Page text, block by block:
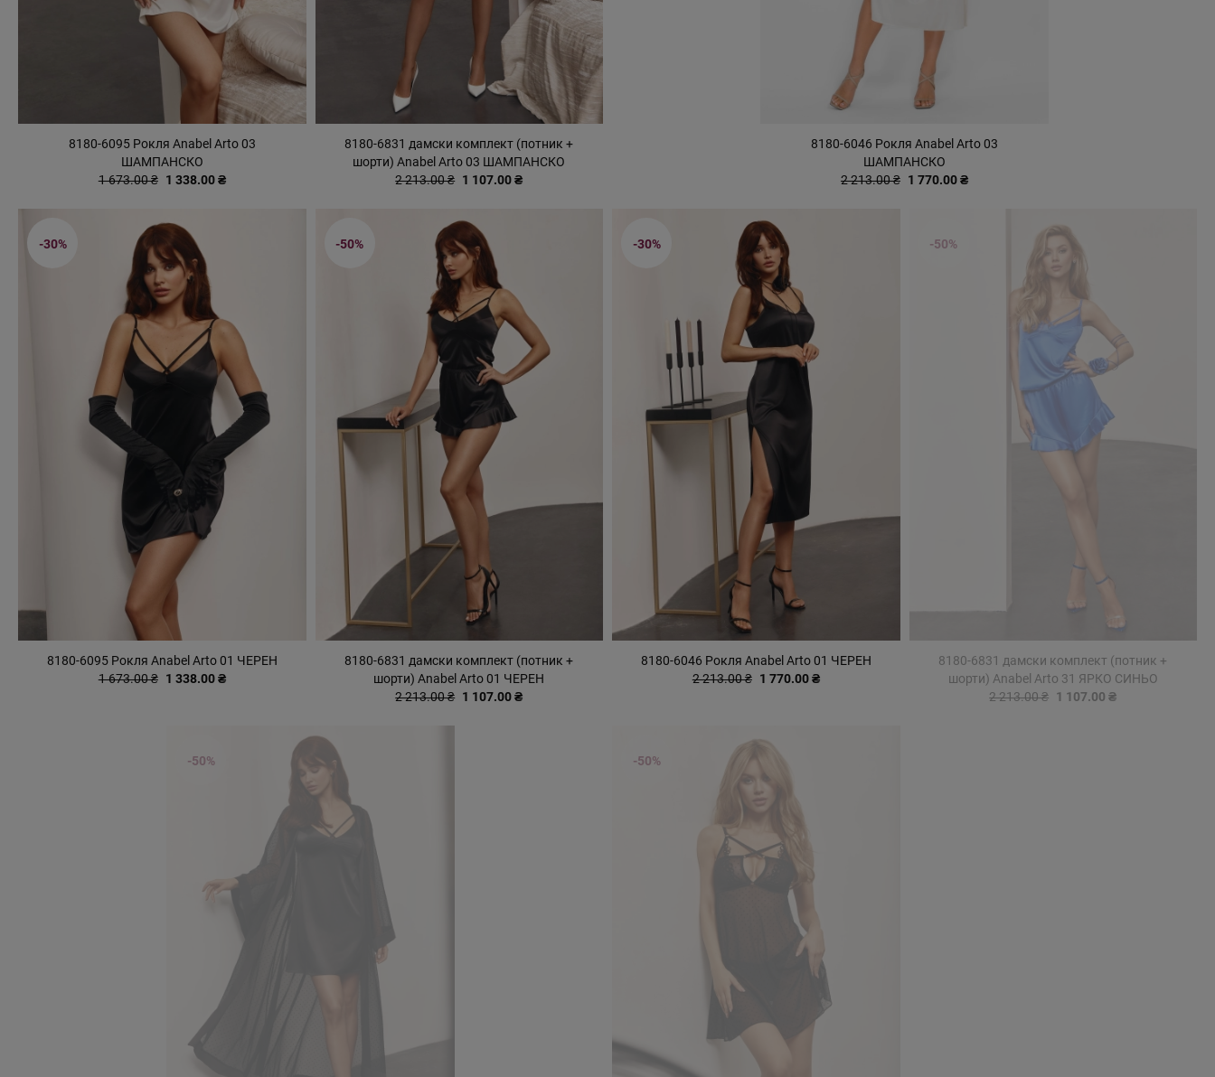
8180-6095 Рокля Anabel Arto 03
ШАМПАНСКО
1 673.00 ₴ 1 338.00 ₴
8180-6831 дамски комплект (потник +
шорти) Anabel Arto 03 ШАМПАНСКО
2 213.00 ₴ 1 107.00 ₴
8180-6046 Рокля Anabel Arto 03
ШАМПАНСКО
2 213.00 ₴ 1 770.00 ₴
8180-6095 Рокля Anabel Arto 01 ЧЕРЕН
1 673.00 ₴ 1 338.00 ₴
-30%
8180-6831 дамски комплект (потник +
шорти) Anabel Arto 01 ЧЕРЕН
2 213.00 ₴ 1 107.00 ₴
-50%
8180-6046 Рокля Anabel Arto 01 ЧЕРЕН
2 213.00 ₴ 1 770.00 ₴
-30%
8180-6831 дамски комплект (потник +
шорти) Anabel Arto 31 ЯРКО СИНЬО
2 213.00 ₴ 1 107.00 ₴
-50%
-50% -50%